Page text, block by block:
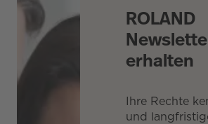
ROLAND
erhalten
Ihre Rechte
und